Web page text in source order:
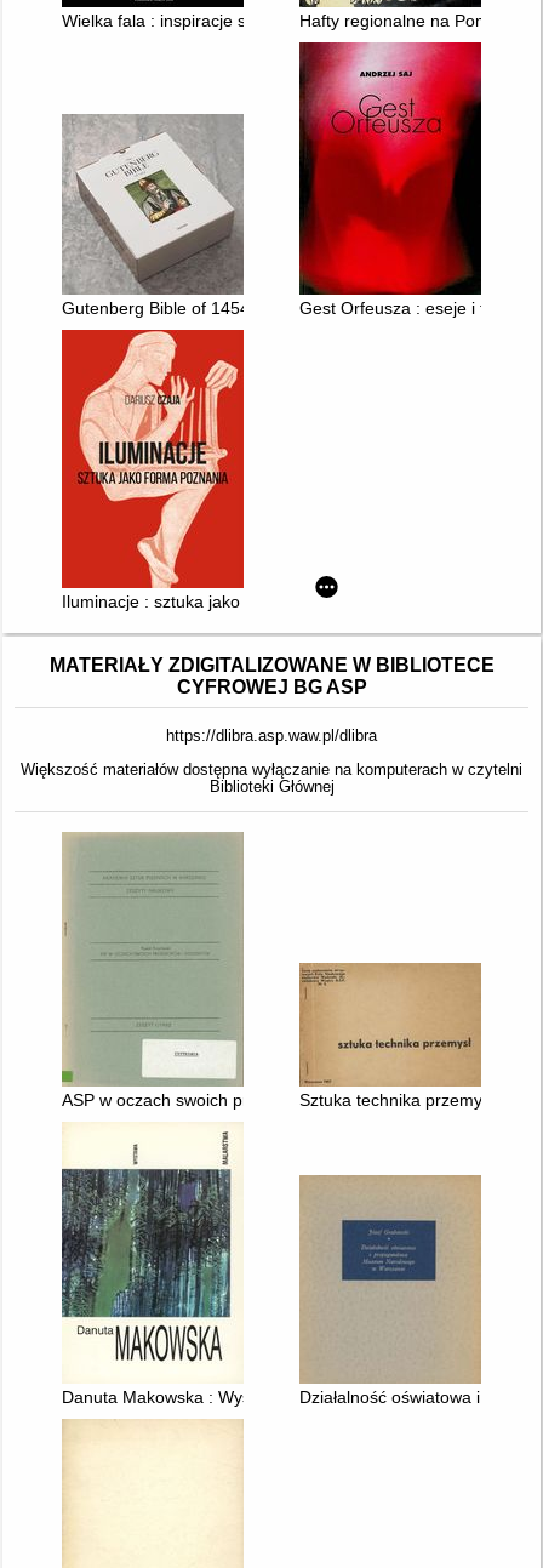
Wielka fala : inspiracje sztuką Japonii w polskim malarstwie i
Hafty regionalne na Pomorzu
Gutenberg Bible of 1454 : With a commentary on the life and
Gest Orfeusza : eseje i teksty
Iluminacje : sztuka jako forma poznania
MATERIAŁY ZDIGITALIZOWANE W BIBLIOTECE
CYFROWEJ BG ASP
https://dlibra.asp.waw.pl/dlibra
Większość materiałów dostępna wyłączanie na komputerach w czytelni
Biblioteki Głównej
ASP w oczach swoich profesorów i studentów
Sztuka technika przemysł [
Danuta Makowska : Wystawa malarstwaDziałalność oświatowa i